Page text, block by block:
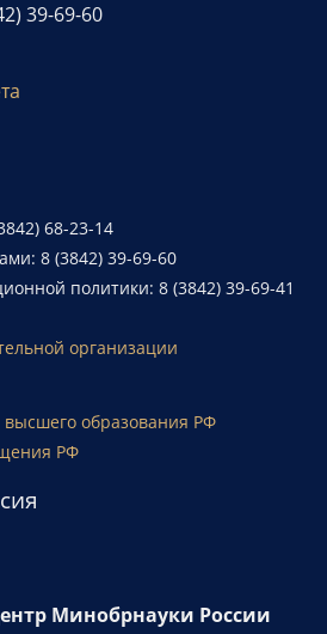
39-69-60
68-23-14
8 (3842) 39-69-60
политики: 8 (3842) 39-69-41
организации
образования РФ
РФ
Минобрнауки России